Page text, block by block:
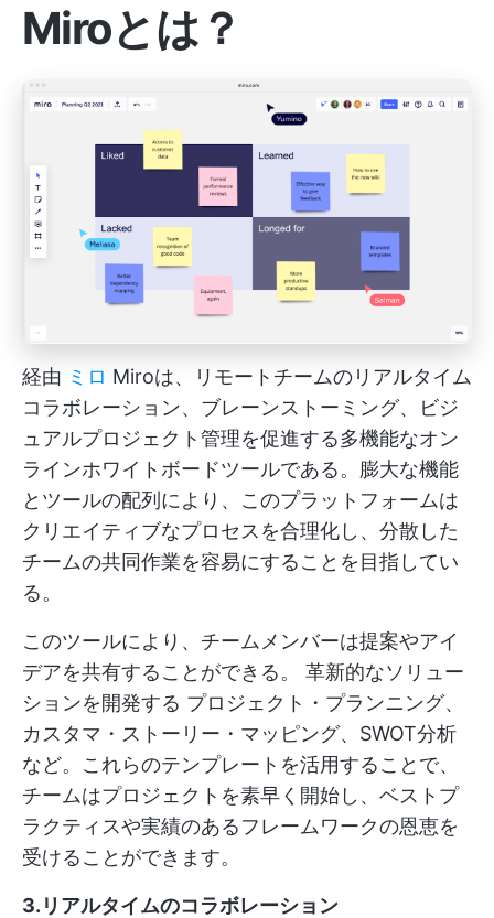
Miroとは？
経由 ミロ Miroは、リモートチームのリアルタイム
コラボレーション、ブレーンストーミング、ビジ
ュアルプロジェクト管理を促進する多機能なオン
ラインホワイトボードツールである。膨大な機能
とツールの配列により、このプラットフォームは
クリエイティブなプロセスを合理化し、分散した
チームの共同作業を容易にすることを目指してい
る。
このツールにより、チームメンバーは提案やアイ
デアを共有することができる。 革新的なソリュー
ションを開発する プロジェクト・プランニング、
カスタマ・ストーリー・マッピング、SWOT分析
など。これらのテンプレートを活用することで、
チームはプロジェクトを素早く開始し、ベストプ
ラクティスや実績のあるフレームワークの恩恵を
受けることができます。
3.リアルタイムのコラボレーション